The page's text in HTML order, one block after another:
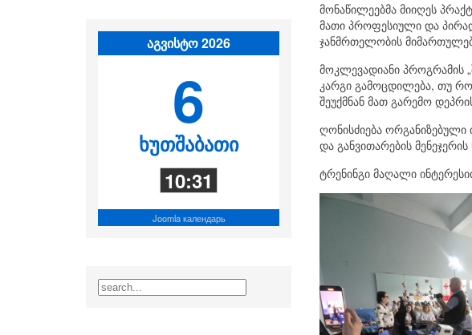
მონაწილეებმა მიიღეს
მათი პროფესიული და
ჯანმრთელობის
მოკლევადიანი პროგრამის
კარგი გამოცდილება, თუ
შეუქმნან მათ გარემო
ღონისძიება ორგანიზებული
და განვითარების
ტრენინგი მაღალი
აგვისტო 2026
6
ხუთშაბათი
10:31
Joomla календарь